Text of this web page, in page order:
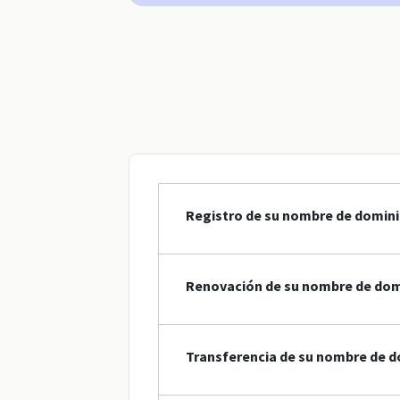
Registro de su nombre de
Renovación de su nombre de
Transferencia de su nombre de